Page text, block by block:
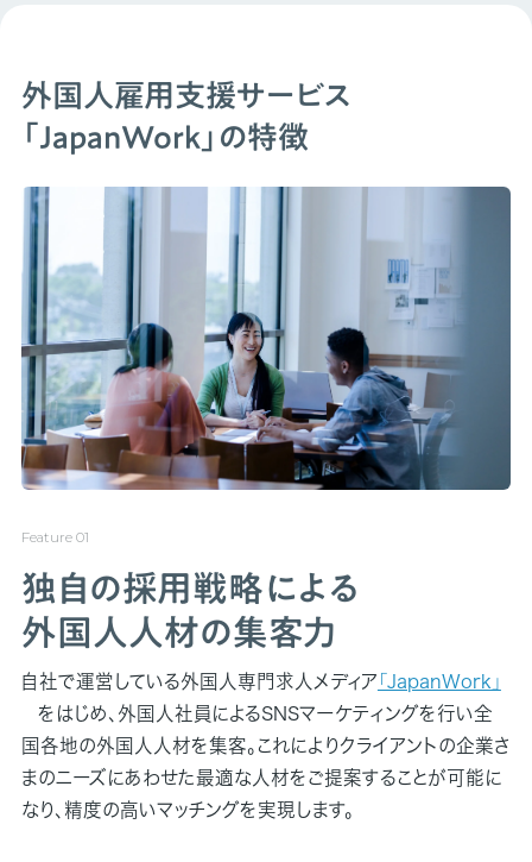
外国人雇用支援サービス
「JapanWork」の特徴
独自の採用戦略による
外国人人材の集客力
自社で運営している外国人専門求人メディア 「JapanWork」
をはじめ、外国人社員によるSNSマーケティングを行い全
国各地の外国人人材を集客。これによりクライアントの企業さ
まのニーズにあわせた最適な人材をご提案することが可能に
なり、精度の高いマッチングを実現します。